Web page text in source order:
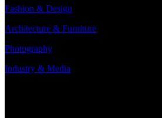
Fashion & Design
Architecture & Furniture
Photography
Industry & Media